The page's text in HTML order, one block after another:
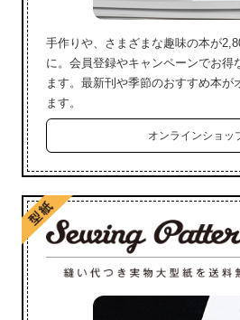
手作りや、さまざまな趣味の本が
に。会員登録やキャンペーンでお得
ます。最新刊や季節のおすすめ本が
ます。
オンラインショッ